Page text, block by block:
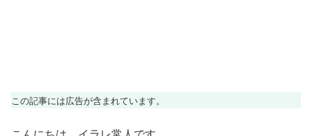
この記事には広告が含まれています。